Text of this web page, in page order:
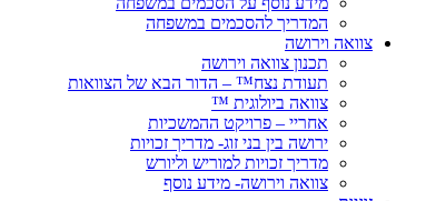
המדריך להסכמים במשפחה
צוואה וירושה
תכנון צוואה וירושה
תעודת נצח™ – הדור הבא של הצוואות
צוואה ביולוגית ™
אחריי – פרויקט ההמשכיות
ירושה בין בני זוג- מדריך זכויות
מדריך זכויות למוריש וליורש
צוואה וירושה- מידע נוסף